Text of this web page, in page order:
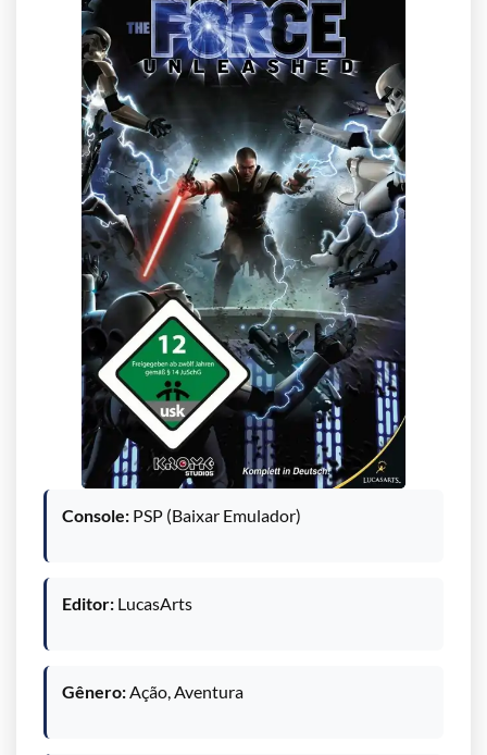
Console: PSP (Baixar Emulador)
Editor: LucasArts
Gênero:Ação, Aventura